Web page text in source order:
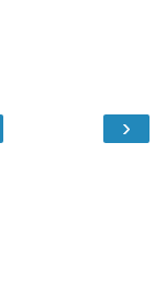
›